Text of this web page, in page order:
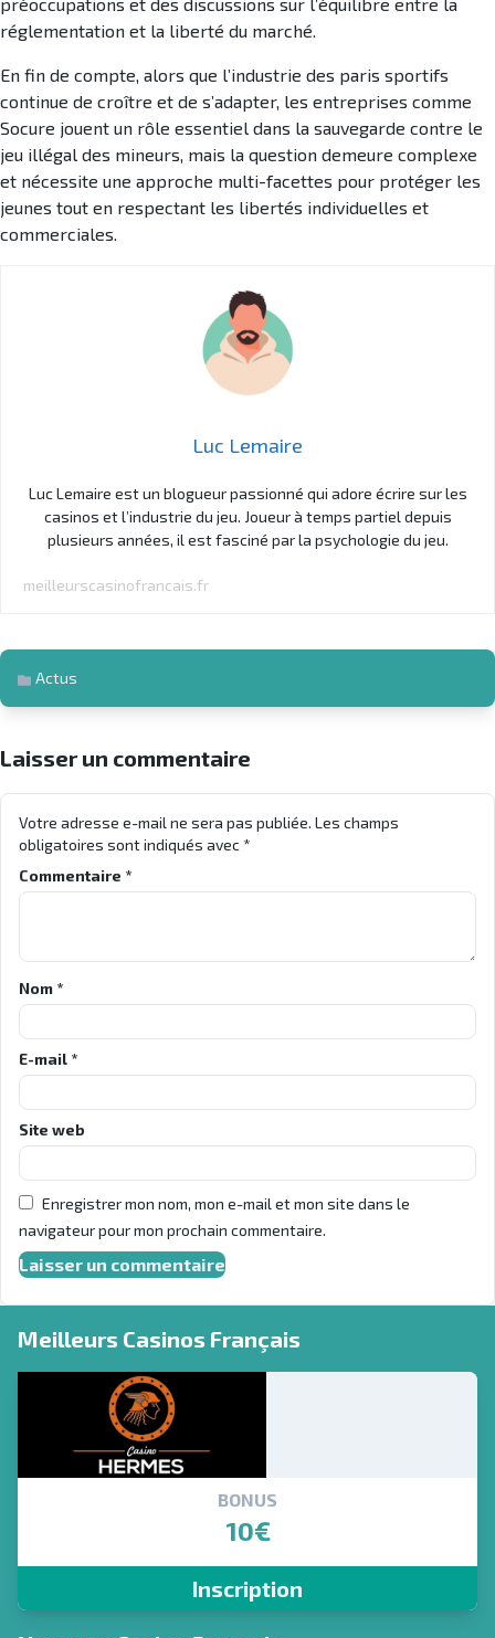
réglementation et la liberté du marché.
En fin de compte, alors que l’industrie des paris sportifs
continue de croître et de s’adapter, les entreprises comme
Socure jouent un rôle essentiel dans la sauvegarde contre le
jeu illégal des mineurs, mais la question demeure complexe
et nécessite une approche multi-facettes pour protéger les
jeunes tout en respectant les libertés individuelles et
commerciales.
Luc Lemaire
Luc Lemaire est un blogueur passionné qui adore écrire sur les
casinos et l’industrie du jeu. Joueur à temps partiel depuis
plusieurs années, il est fasciné par la psychologie du jeu.
meilleurscasinofrancais.fr
Actus
Laisser un commentaire
Votre adresse e-mail ne sera pas publiée. Les champs
obligatoires sont indiqués avec*
Commentaire *
Nom *
E-mail *
Site web
Enregistrer mon nom, mon e-mail et mon site dans le
navigateur pour mon prochain commentaire.
Meilleurs Casinos Français
BONUS
10€
Inscription